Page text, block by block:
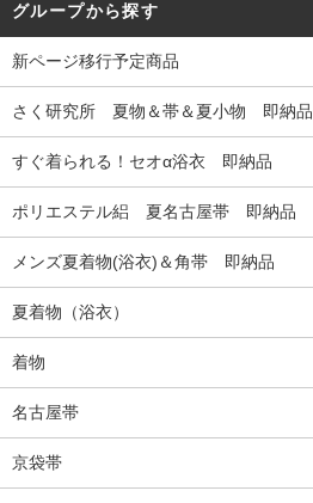
グループから探す
新ページ移行予定商品
さく研究所 夏物＆帯＆夏小物 即納品
すぐ着られる！セオα浴衣 即納品
ポリエステル絽 夏名古屋帯 即納品
メンズ夏着物(浴衣)＆角帯 即納品
夏着物（浴衣）
着物
名古屋帯
京袋帯